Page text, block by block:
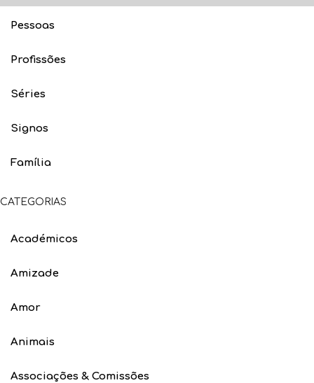
Pessoas
Profissões
Séries
Signos
Família
CATEGORIAS
Académicos
Amizade
Amor
Animais
Associações & Comissões